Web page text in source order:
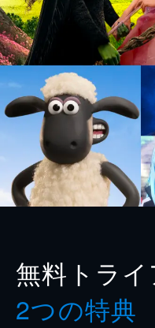
無料トラ
2つの特典